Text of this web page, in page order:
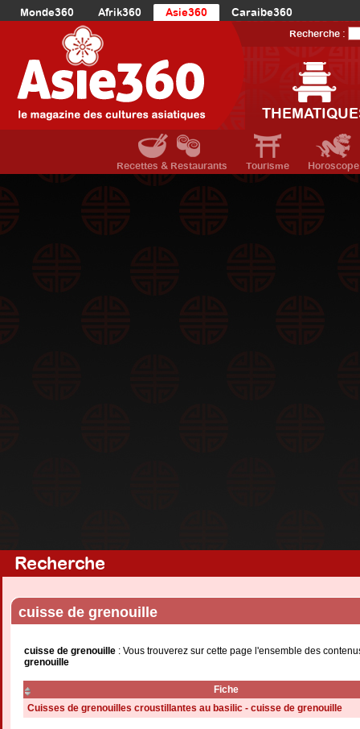
Monde360 Afrik360 Asie360
Caraibe360
Europe360
AmériqueDuNord360
Océanie360
Recherche :
Recettes & Restaurants Tourisme Horoscope
Recherche
cuisse de grenouille
cuisse de grenouille : Vous trouverez sur cette page l'ensemble des
grenouille
Fiche
Cuisses de grenouilles croustillantes au basilic - cuisse de grenouille